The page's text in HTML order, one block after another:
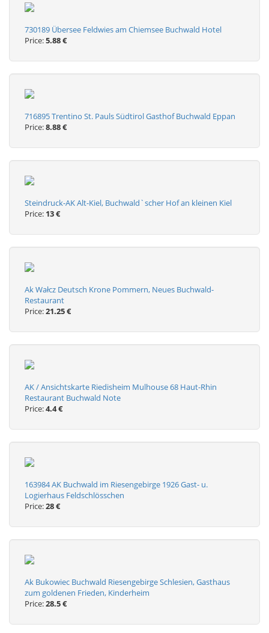
730189 Übersee Feldwies am Chiemsee Buchwald Hotel
Price:5.88 €
716895 Trentino St. Pauls Südtirol Gasthof Buchwald Eppan
Price:8.88 €
Steindruck-AK Alt-Kiel, Buchwald`scher Hof an kleinen Kiel
Price: 13 €
Ak Wałcz Deutsch Krone Pommern, Neues Buchwald-
Restaurant
Price:21.25 €
AK / Ansichtskarte Riedisheim Mulhouse 68 Haut-Rhin
Restaurant Buchwald Note
Price:4.4 €
163984 AK Buchwald im Riesengebirge 1926 Gast- u.
Logierhaus Feldschlösschen
Price:28 €
Ak Bukowiec Buchwald Riesengebirge Schlesien, Gasthaus
zum goldenen Frieden, Kinderheim
Price:28.5 €